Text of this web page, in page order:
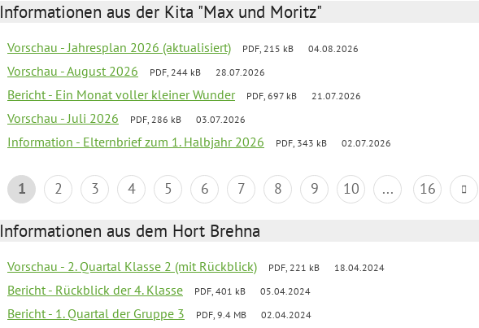
Informationen aus der Kita "Max und Moritz"
Vorschau - Jahresplan 2026 (aktualisiert) PDF, 215 kB 04.08.2026
Vorschau - August 2026 PDF, 244 kB 28.07.2026
Bericht - Ein Monat voller kleiner Wunder PDF, 697 kB 21.07.2026
Vorschau - Juli 2026 PDF, 286 kB 03.07.2026
Information - Elternbrief zum 1. Halbjahr 2026 PDF, 343 kB 02.07.2026
1 2 3 4 5 6 7 8 9 10 ... 16
Informationen aus dem Hort Brehna
Vorschau - 2. Quartal Klasse 2 (mit Rückblick) PDF, 221 kB 18.04.2024
Bericht - Rückblick der 4. Klasse PDF, 401 kB 05.04.2024
Bericht - 1. Quartal der Gruppe 3 PDF, 9.4 MB 02.04.2024